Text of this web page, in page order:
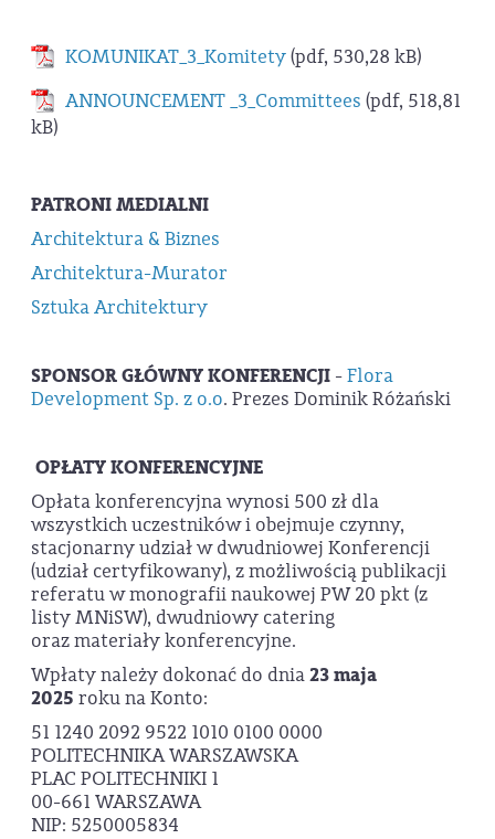
KOMUNIKAT_3_Komitety(pdf, 530,28 kB)
ANNOUNCEMENT _3_Committees (pdf, 518,81
kB)
PATRONI MEDIALNI
Architektura & Biznes
Architektura-Murator
Sztuka Architektury
SPONSOR GŁÓWNY KONFERENCJI -Flora
Development Sp. z o.o. Prezes Dominik Różański
OPŁATY KONFERENCYJNE
Opłata konferencyjna wynosi 500 zł dla
wszystkich uczestników i obejmuje czynny,
stacjonarny udział w dwudniowej Konferencji
(udział certyfikowany), z możliwością publikacji
referatu w monografii naukowej PW 20 pkt (z
listy MNiSW), dwudniowy catering
oraz materiały konferencyjne.
Wpłaty należy dokonać do dnia23 maja
2025 roku na Konto:
51 1240 2092 9522 1010 0100 0000
POLITECHNIKA WARSZAWSKA
PLAC POLITECHNIKI 1
00-661 WARSZAWA
NIP: 5250005834